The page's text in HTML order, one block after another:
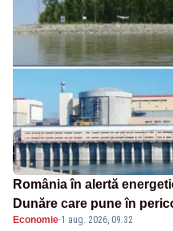
România în alertă
Dunăre care pune în
cunoscută de pe vremea
Economie·1 aug. 2026, 09:32